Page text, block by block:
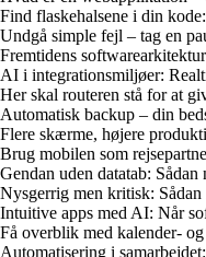
Find flaskehalsene i din
Undgå simple fejl – tag en
Fremtidens
AI i integrationsmiljøer:
Her skal routeren stå for at
Automatisk backup – din
Flere skærme, højere
Brug mobilen som
Gendan uden datatab:
Nysgerrig men kritisk:
Intuitive apps med AI: Når
Få overblik med kalender-
Automatisering i